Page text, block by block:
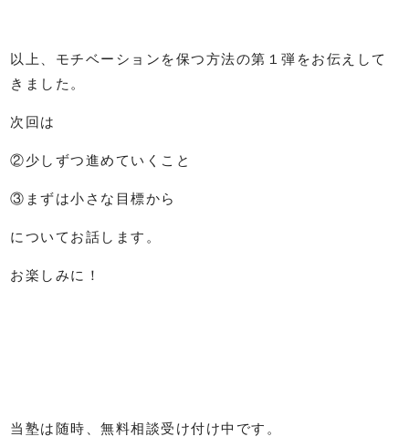
以上、モチベーションを保つ方法の第１弾をお伝えして
きました。
次回は
②少しずつ進めていくこと
③まずは小さな目標から
についてお話します。
お楽しみに！
当塾は随時、無料相談受け付け中です。